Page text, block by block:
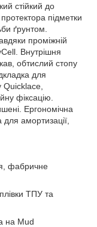
стійкий до
підметки
ґрунтом.
проміжній
Внутрішня
обтислий стопу
для
Quicklace,
фіксацію.
Ергономічна
амортизації,
фабричне
ТПУ та
на Mud